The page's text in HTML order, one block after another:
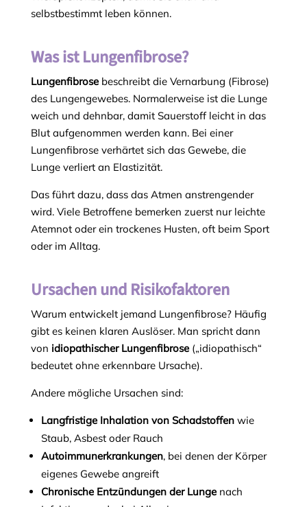
selbstbestimmt leben können.
Was ist Lungenfibrose?
Lungenfibrosebeschreibt die Vernarbung (Fibrose)
des Lungengewebes. Normalerweise ist die Lunge
weich und dehnbar, damit Sauerstoff leicht in das
Blut aufgenommen werden kann. Bei einer
Lungenfibrose verhärtet sich das Gewebe, die
Lunge verliert an Elastizität.
Das führt dazu, dass das Atmen anstrengender
wird. Viele Betroffene bemerken zuerst nur leichte
Atemnot oder ein trockenes Husten, oft beim Sport
oder im Alltag.
Ursachen und Risikofaktoren
Warum entwickelt jemand Lungenfibrose? Häufig
gibt es keinen klaren Auslöser. Man spricht dann
von idiopathischer Lungenfibrose(„idiopathisch“
bedeutet ohne erkennbare Ursache).
Andere mögliche Ursachen sind:
Langfristige Inhalation von Schadstoffenwie
Staub, Asbest oder Rauch
Autoimmunerkrankungen, bei denen der Körper
eigenes Gewebe angreift
Chronische Entzündungen der Lungenach